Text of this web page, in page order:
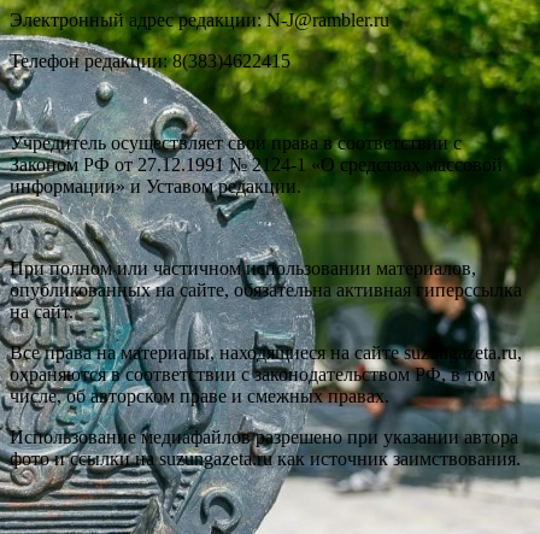
Электронный адрес редакции: N-J@rambler.ru
Телефон редакции: 8(383)4622415
Учредитель осуществляет свои права в соответствии с
Законом РФ от 27.12.1991 № 2124-1 «О средствах массовой
информации» и Уставом редакции.
При полном или частичном использовании материалов,
опубликованных на сайте, обязательна активная гиперссылка
на сайт.
Все права на материалы, находящиеся на сайте suzungazeta.ru,
охраняются в соответствии с законодательством РФ, в том
числе, об авторском праве и смежных правах.
Использование медиафайлов разрешено при указании автора
фото и ссылки на suzungazeta.ru как источник заимствования.